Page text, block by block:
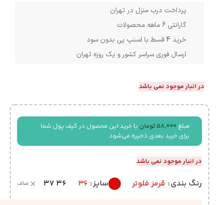
پرداخت درب منزل در تهران
گارانتی 6 ماهه محصولات
خرید 4 قسط با اسنپ پی بدون سود
ارسال فوری سراسر کشور و یک روزه تهران
در انبار موجود نمی باشد
مبلغ 58,000 تومان با خرید این محصول در کیف پول شما
برای خرید بعدی ذخیره می‌شود.
در انبار موجود نمی باشد
رنگ بندی قرمز فلوتر سایز 36
36
37 صاف